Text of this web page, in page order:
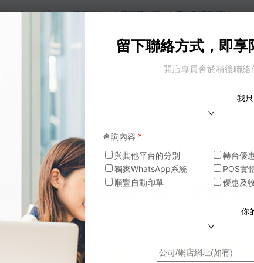
Alipay，銀行過數。支援順豐物流，年費計劃獲贈網址。
主頁 網店功能 商戶案例 模版
留下聯絡方式，即享
開店專員會於稍後聯絡
我
查詢內容 *
與其他平台的分別
轉台優
獨家WhatsApp系統
POS實
順豐自動印單
優惠及
你
電商教室2026】新品上市可以怎樣推廣？
電商教室2026】新品上